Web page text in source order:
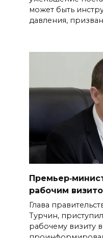
может быть
давления,
рабочим
Глава
Турчин,
рабочему визиту